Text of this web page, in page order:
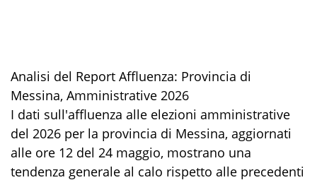
Analisi del Report Affluenza: Provincia di
Messina, Amministrative 2026
​I dati sull'affluenza alle elezioni amministrative
del 2026 per la provincia di Messina, aggiornati
alle ore 12 del 24 maggio, mostrano una
tendenza generale al calo rispetto alle precedenti